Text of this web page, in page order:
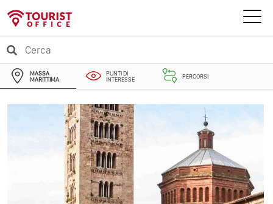
MASSA
MARITTIMA
PUNTI DI
INTERESSE
PERCORSI